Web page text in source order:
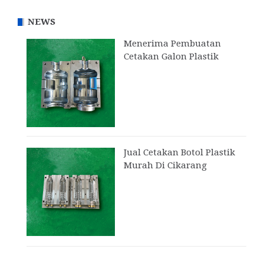
NEWS
Menerima Pembuatan
Cetakan Galon Plastik
Jual Cetakan Botol Plastik
Murah Di Cikarang